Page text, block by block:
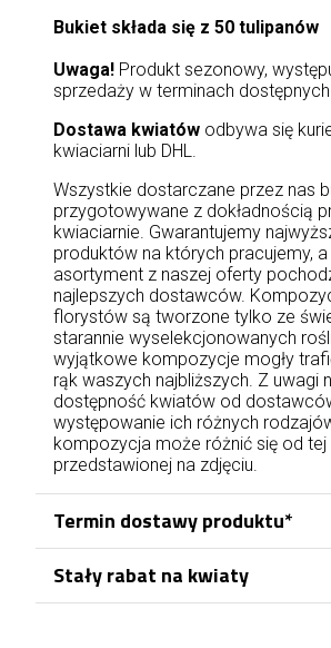
Bukiet składa się z 50 tulipanów
Uwaga! Produkt sezonowy,
sprzedaży w terminach
Dostawa kwiatów odbywa się
kwiaciarni lub DHL.
Wszystkie dostarczane przez nas
przygotowywane z dokładnością
kwiaciarnie. Gwarantujemy
produktów na których pracujemy, a
asortyment z naszej oferty
najlepszych dostawców.
florystów są tworzone tylko ze
starannie wyselekcjonowanych
wyjątkowe kompozycje mogły
rąk waszych najbliższych. Z uwagi
dostępność kwiatów od
występowanie ich różnych
kompozycja może różnić się od tej
przedstawionej na zdjęciu.
Termin dostawy produktu*
Zamówienia kwiatowe w Jeleniej
realizowane są z naszej kwiaciarni
Stały rabat na kwiaty